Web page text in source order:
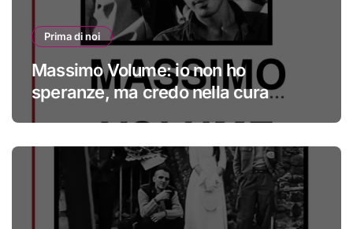
Prima di noi
Massimo Volume: io non ho
speranze, ma credo nella cura